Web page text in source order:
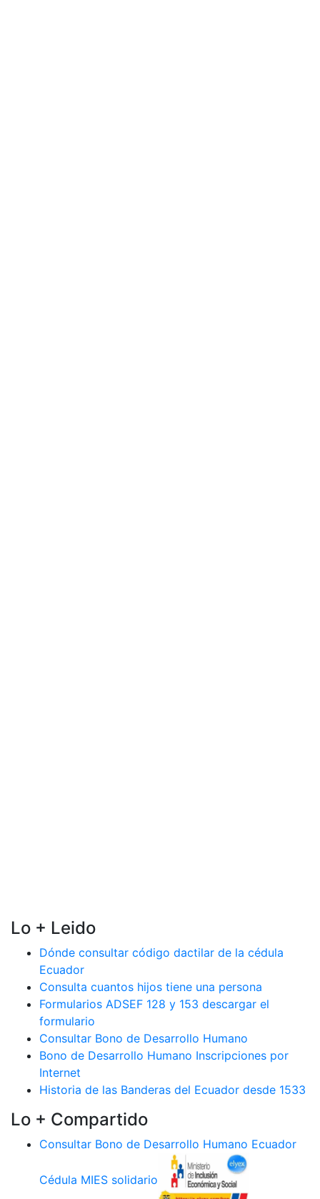
Lo + Leido
Dónde consultar código dactilar de la cédula
Ecuador
Consulta cuantos hijos tiene una persona
Formularios ADSEF 128 y 153 descargar el
formulario
Consultar Bono de Desarrollo Humano
Bono de Desarrollo Humano Inscripciones por
Internet
Historia de las Banderas del Ecuador desde 1533
Lo + Compartido
Consultar Bono de Desarrollo Humano Ecuador
Cédula MIES solidario